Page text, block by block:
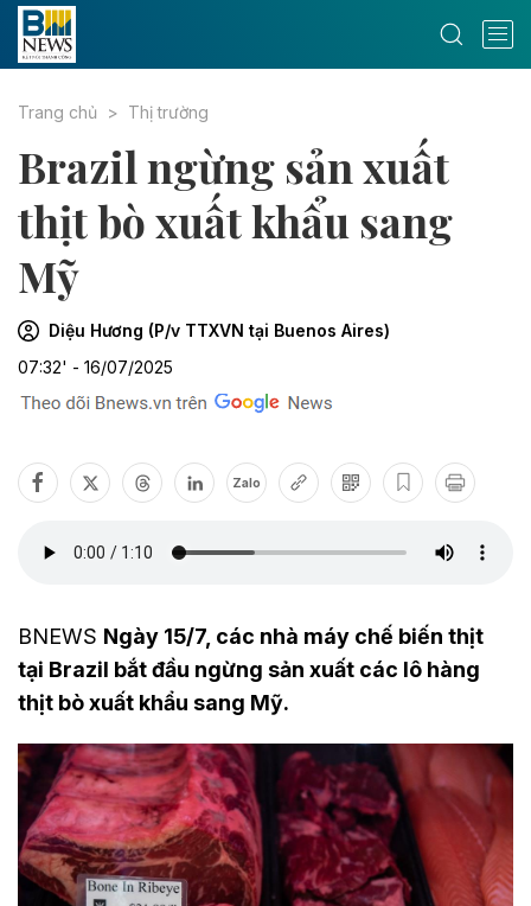
Trang chủ Thị trường
Brazil ngừng sản xuất
thịt bò xuất khẩu sang
Mỹ
Diệu Hương (P/v TTXVN tại Buenos Aires)
07:32' - 16/07/2025
Zalo
BNEWS Ngày 15/7, các nhà máy chế biến thịt
tại Brazil bắt đầu ngừng sản xuất các lô hàng
thịt bò xuất khẩu sang Mỹ.